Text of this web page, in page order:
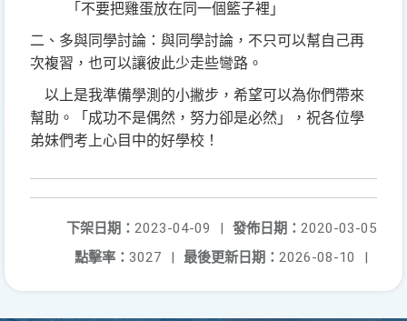
「不要把雞蛋放在同一個籃子裡」
二、 多與同學討論：與同學討論，不只可以幫自己再
次複習，也可以讓彼此少走些彎路。
以上是我準備學測的小撇步，希望可以為你們帶來
幫助。「成功不是偶然，努力卻是必然」，祝各位學
弟妹們考上心目中的好學校 ！
發佈日期： 2020-03-05
下架日期： 2023-04-09
|
最後更新日期： 2026-08-10 |
點擊率： 3027 |